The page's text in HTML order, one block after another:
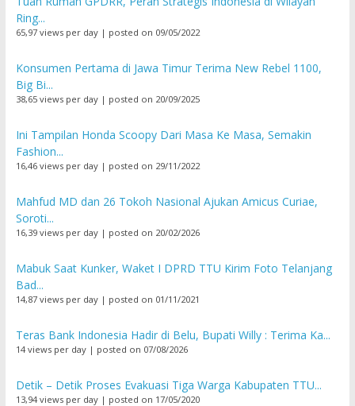
Ring...
65,97 views per day| posted on 09/05/2022
Konsumen Pertama di Jawa Timur Terima New Rebel 1100,
Big Bi...
38,65 views per day| posted on 20/09/2025
Ini Tampilan Honda Scoopy Dari Masa Ke Masa, Semakin
Fashion...
16,46 views per day| posted on 29/11/2022
Mahfud MD dan 26 Tokoh Nasional Ajukan Amicus Curiae,
Soroti...
16,39 views per day| posted on 20/02/2026
Mabuk Saat Kunker, Waket I DPRD TTU Kirim Foto Telanjang
Bad...
14,87 views per day| posted on 01/11/2021
Teras Bank Indonesia Hadir di Belu, Bupati Willy : Terima Ka...
14 views per day| posted on 07/08/2026
Detik – Detik Proses Evakuasi Tiga Warga Kabupaten TTU...
13,94 views per day| posted on 17/05/2020